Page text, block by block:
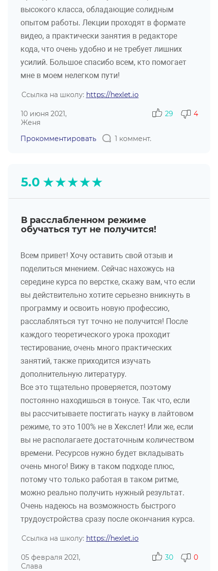
высокого класса, обладающие солидным
опытом работы. Лекции проходят в формате
видео, а практически занятия в редакторе
кода, что очень удобно и не требует лишних
усилий. Большое спасибо всем, кто помогает
мне в моем нелегком пути!
Ссылка на школу: https://hexlet.io
10 июня 2021,
Женя
Прокомментировать
1 коммент.
4
29
5.0 ★★★★★
В расслабленном режиме
обучаться тут не получится!
Всем привет! Хочу оставить свой отзыв и
поделиться мнением. Сейчас нахожусь на
середине курса по верстке, скажу вам, что если
вы действительно хотите серьезно вникнуть в
программу и освоить новую профессию,
расслабляться тут точно не получится! После
каждого теоретического урока проходит
тестирование, очень много практических
занятий, также приходится изучать
дополнительную литературу.
Все это тщательно проверяется, поэтому
постоянно находишься в тонусе. Так что, если
вы рассчитываете постигать науку в лайтовом
режиме, то это 100% не в Хекслет! Или же, если
вы не располагаете достаточным количеством
времени. Ресурсов нужно будет вкладывать
очень много! Вижу в таком подходе плюс,
потому что только работая в таком ритме,
можно реально получить нужный результат.
Очень надеюсь на возможность быстрого
трудоустройства сразу после окончания курса.
Ссылка на школу: https://hexlet.io
05 февраля 2021,
Слава
0
30